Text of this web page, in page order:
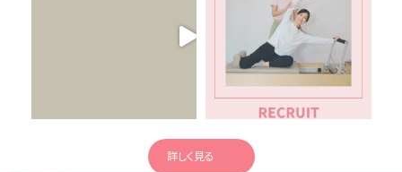
詳しく見る